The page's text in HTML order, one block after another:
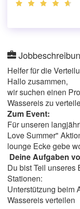
Helfer für die
Hallo zusammen,
wir suchen einen
Wassereis zu
Zum Event:
Für unseren
Love Summer"
lounge Ecke gebe
Deine Aufgaben
Du bist Teil unseres
Stationen:
Unterstützung beim
Wassereis verteilen